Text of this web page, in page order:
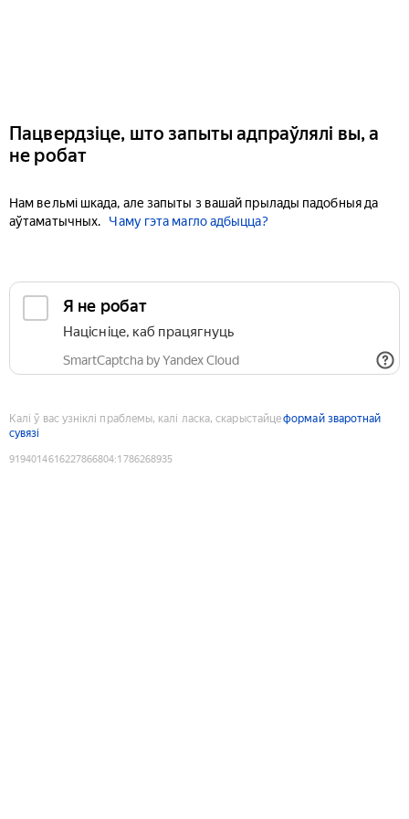
Пацвердзіце, што запыты адпраўлялі вы, а
не робат
Нам вельмі шкада, але запыты з вашай прылады падобныя да
аўтаматычных.
Чаму гэта магло адбыцца?
Я не робат
Націсніце, каб працягнуць
SmartCaptcha by Yandex Cloud
Калі ў вас узніклі праблемы, калі ласка, скарыстайцеформай зваротнай
сувязі
9194014616227866804:1786268935